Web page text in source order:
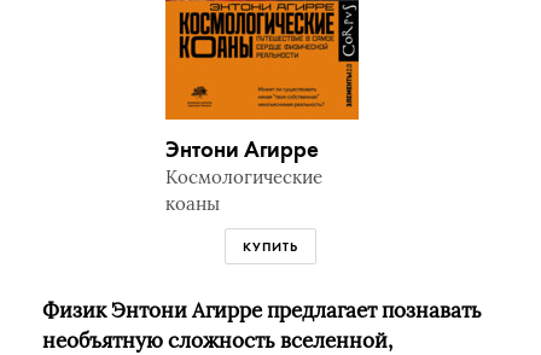
Энтони Агирре
Космологические
коаны
КУПИТЬ
Физик Энтони Агирре предлагает познавать
необъятную сложность вселенной,